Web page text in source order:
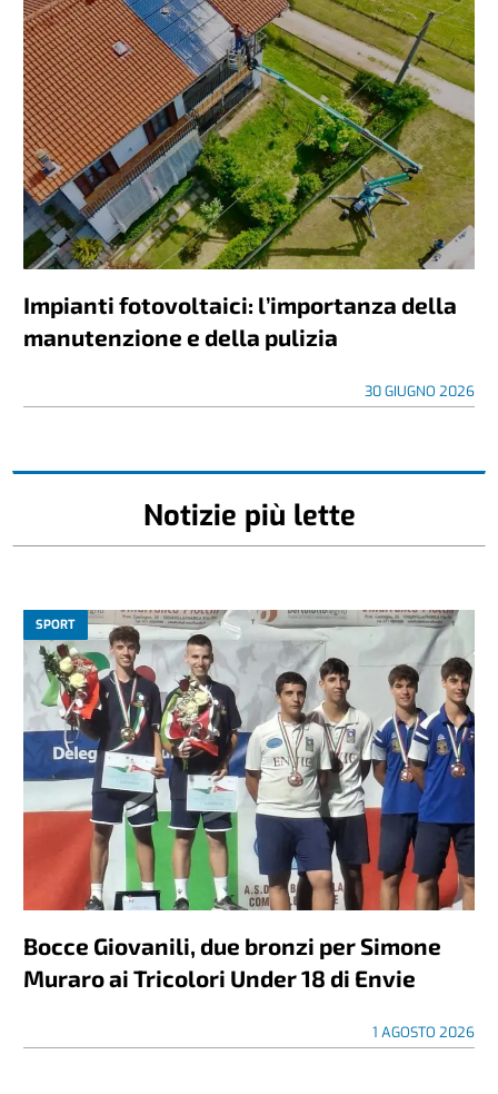
Impianti fotovoltaici: l’importanza della
manutenzione e della pulizia
30 GIUGNO 2026
Notizie più lette
SPORT
Bocce Giovanili, due bronzi per Simone
Muraro ai Tricolori Under 18 di Envie
1 AGOSTO 2026